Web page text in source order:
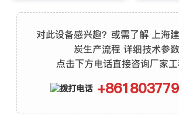
对此设备感兴趣？或需了解 上海
炭生产流程 详细技术参数
点击下方电话直接咨询厂家工